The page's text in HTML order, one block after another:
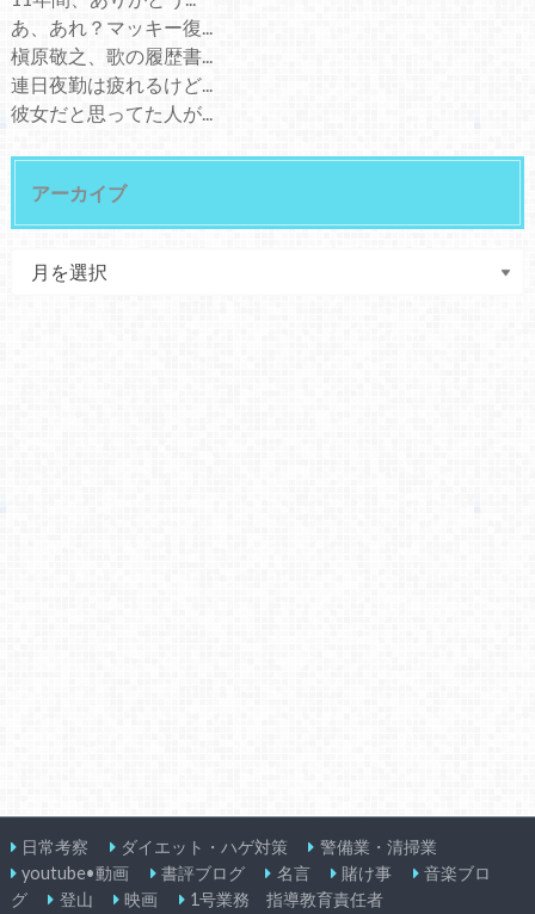
あ、あれ？マッキー復...
槇原敬之、歌の履歴書...
連日夜勤は疲れるけど...
彼女だと思ってた人が...
アーカイブ
日常考察 ダイエット・ハゲ対策
警備業・清掃業
youtube•動画
書評ブログ 名言 賭け事
音楽ブロ
グ
登山 映画 1号業務 指導教育責任者